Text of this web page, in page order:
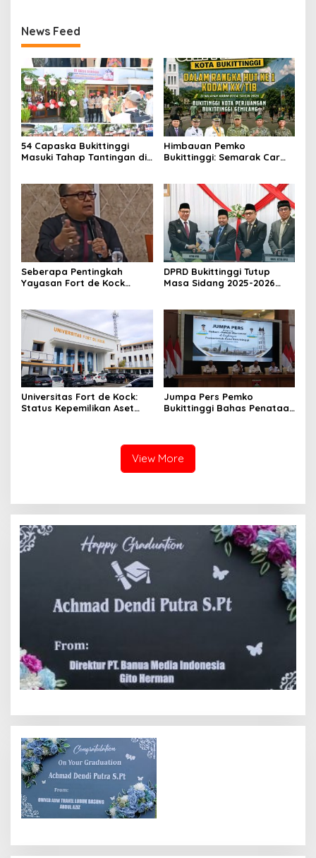
News Feed
54 Capaska Bukittinggi
Masuki Tahap Tantingan di
Himbauan Pemko
Bukittinggi: Semarak Car
Militer (KODAM) XX/Tuanku
Imam Bonjol
Seberapa Pentingkah
Yayasan Fort de Kock
Jam Gadang?
DPRD Bukittinggi Tutup
Masa Sidang 2025-2026
Beri Apresiasi
Universitas Fort de Kock:
Status Kepemilikan Aset
Putusan Mahkamah Agung
Nomor 2108/K/Pdt/2022
Jumpa Pers Pemko
Bukittinggi Bahas Penataan
View More